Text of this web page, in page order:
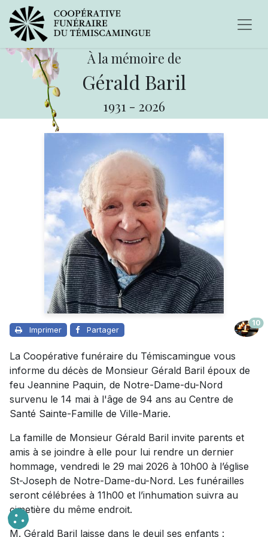
À la mémoire de
Gérald Baril
1931 - 2026
Imprimer Partager
10
La Coopérative funéraire du Témiscamingue vous
informe du décès de Monsieur Gérald Baril époux de
feu Jeannine Paquin, de Notre-Dame-du-Nord
survenu le 14 mai à l'âge de 94 ans au Centre de
Santé Sainte-Famille de Ville-Marie.
La famille de Monsieur Gérald Baril invite parents et
amis à se joindre à elle pour lui rendre un dernier
hommage, vendredi le 29 mai 2026 à 10h00 à l’église
St-Joseph de Notre-Dame-du-Nord. Les funérailles
seront célébrées à 11h00 et l’inhumation suivra au
cimetière du même endroit.
M. Gérald Baril laisse dans le deuil ses enfants :